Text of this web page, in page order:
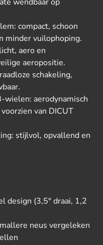
compact, schoon
minder vuil­ophoping.
aero en
aeropositie.
schakeling,
wielen: aerodynamisch
van DICUT
stijlvol, opvallend en
design (3,5° draai, 1,2
neus vergeleken